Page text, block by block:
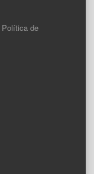
Política de